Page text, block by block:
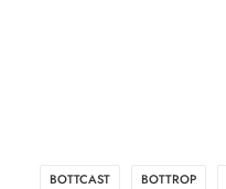
BOTTCAST BOTTROP